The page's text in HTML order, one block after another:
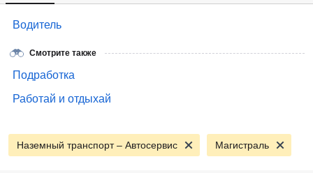
Водитель
Смотрите также
Подработка
Работай и отдыхай
Наземный транспорт – Автосервис Магистраль